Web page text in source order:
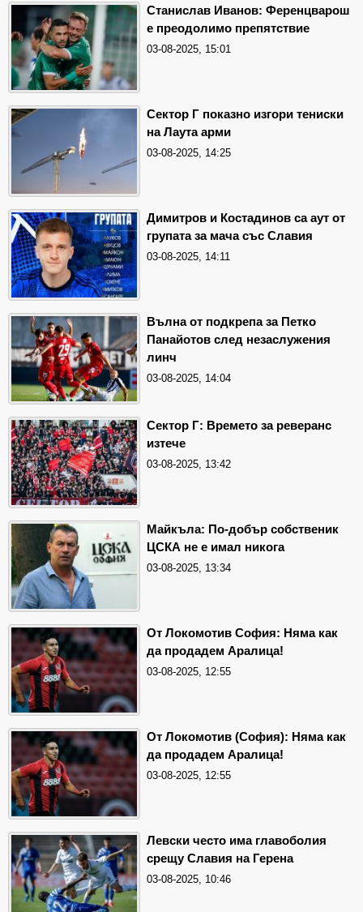
Станислав Иванов: Ференцварош
е преодолимо препятствие
03-08-2025, 15:01
Сектор Г показно изгори тениски
на Лаута арми
03-08-2025, 14:25
Димитров и Костадинов са аут от
групата за мача със Славия
03-08-2025, 14:11
Вълна от подкрепа за Петко
Панайотов след незаслужения
линч
03-08-2025, 14:04
Сектор Г: Времето за реверанс
изтече
03-08-2025, 13:42
Майкъла: По-добър собственик
ЦСКА не е имал никога
03-08-2025, 13:34
От Локомотив София: Няма как
да продадем Аралица!
03-08-2025, 12:55
От Локомотив (София): Няма как
да продадем Аралица!
03-08-2025, 12:55
Левски често има главоболия
срещу Славия на Герена
03-08-2025, 10:46